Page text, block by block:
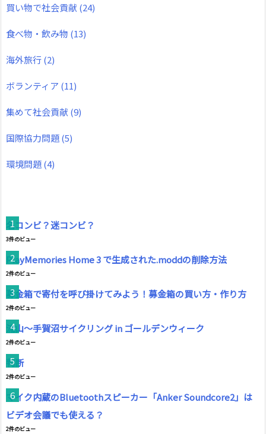
買い物で社会貢献 (24)
食べ物・飲み物 (13)
海外旅行(2)
ボランティア (11)
集めて社会貢献 (9)
国際協力問題(5)
環境問題(4)
名コンビ？迷コンビ？
3件のビュー
PlayMemories Home 3 で生成された.moddの削除方法
2件のビュー
募金箱で寄付を呼び掛けてみよう！募金箱の買い方・作り方
2件のビュー
流山～手賀沼サイクリング in ゴールデンウィーク
2件のビュー
判断
2件のビュー
マイク内蔵のBluetoothスピーカー「Anker Soundcore2」は
ビデオ会議でも使える？
2件のビュー